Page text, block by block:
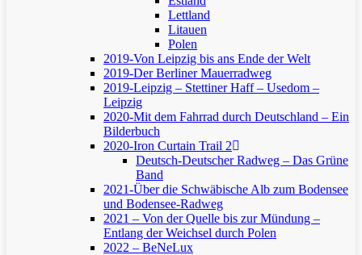
Lettland
Litauen
Polen
2019-Von Leipzig bis ans Ende der Welt
2019-Der Berliner Mauerradweg
2019-Leipzig – Stettiner Haff – Usedom –
Leipzig
2020-Mit dem Fahrrad durch Deutschland – Ein
Bilderbuch
2020-Iron Curtain Trail 2
Deutsch-Deutscher Radweg – Das Grüne
Band
2021-Über die Schwäbische Alb zum Bodensee
und Bodensee-Radweg
2021 – Von der Quelle bis zur Mündung –
Entlang der Weichsel durch Polen
2022 – BeNeLux